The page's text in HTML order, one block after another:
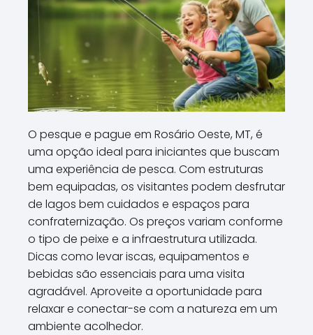
O pesque e pague em Rosário Oeste, MT, é
uma opção ideal para iniciantes que buscam
uma experiência de pesca. Com estruturas
bem equipadas, os visitantes podem desfrutar
de lagos bem cuidados e espaços para
confraternização. Os preços variam conforme
o tipo de peixe e a infraestrutura utilizada.
Dicas como levar iscas, equipamentos e
bebidas são essenciais para uma visita
agradável. Aproveite a oportunidade para
relaxar e conectar-se com a natureza em um
ambiente acolhedor.